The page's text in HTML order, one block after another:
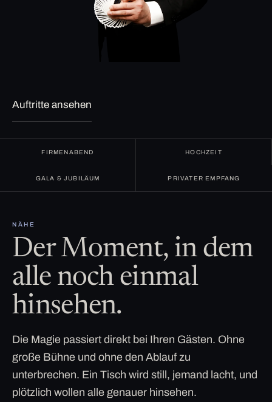
Auftritte ansehen
FIRMENABEND HOCHZEIT
GALA & JUBILÄUM PRIVATER EMPFANG
NÄHE
Der Moment, in dem
alle noch einmal
hinsehen.
Die Magie passiert direkt bei Ihren Gästen. Ohne
große Bühne und ohne den Ablauf zu
unterbrechen. Ein Tisch wird still, jemand lacht, und
plötzlich wollen alle genauer hinsehen.